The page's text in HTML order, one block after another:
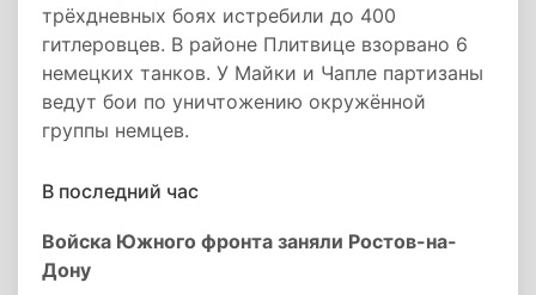
трёхдневных боях истребили до 400
гитлеровцев. В районе Плитвице взорвано 6
немецких танков. У Майки и Чапле партизаны
ведут бои по уничтожению окружённой
группы немцев.
В последний час
Войска Южного фронта заняли Ростов-на-
Дону